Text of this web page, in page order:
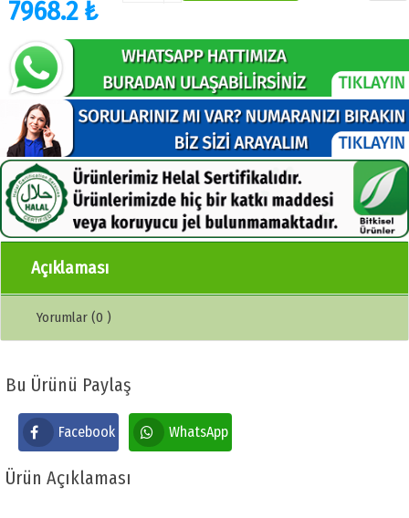
7968.2 ₺
Açıklaması
Yorumlar (0 )
Bu Ürünü Paylaş
Facebook WhatsApp
Ürün Açıklaması